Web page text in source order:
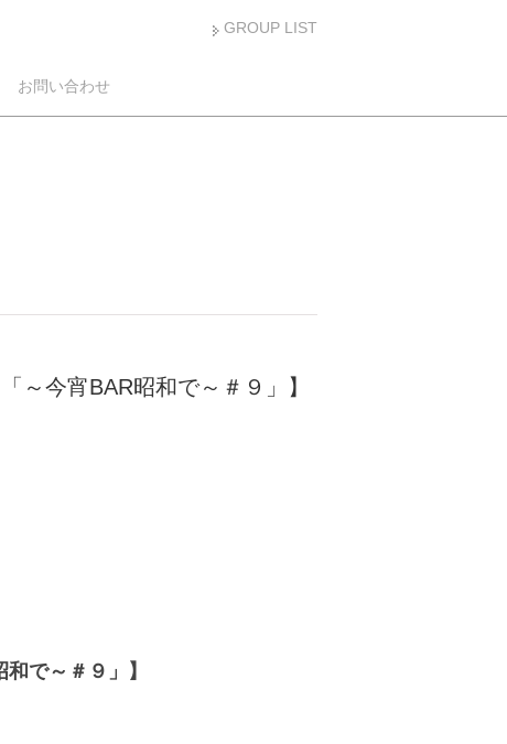
GROUP LIST
お問い合わせ
～今宵BAR昭和で～＃９」】
で～＃９」】